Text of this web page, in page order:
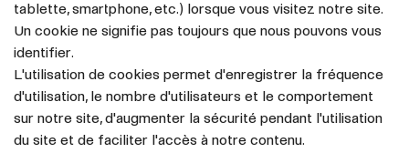
tablette, smartphone, etc.) lorsque vous visitez notre site.
Un cookie ne signifie pas toujours que nous pouvons vous
identifier.
L'utilisation de cookies permet d'enregistrer la fréquence
d'utilisation, le nombre d'utilisateurs et le comportement
sur notre site, d'augmenter la sécurité pendant l'utilisation
du site et de faciliter l'accès à notre contenu.